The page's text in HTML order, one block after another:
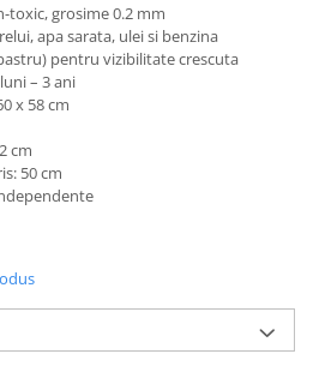
toxic, grosime 0.2 mm
apa sarata, ulei si benzina
pentru vizibilitate crescuta
– 3 ani
x 58 cm
cm
50 cm